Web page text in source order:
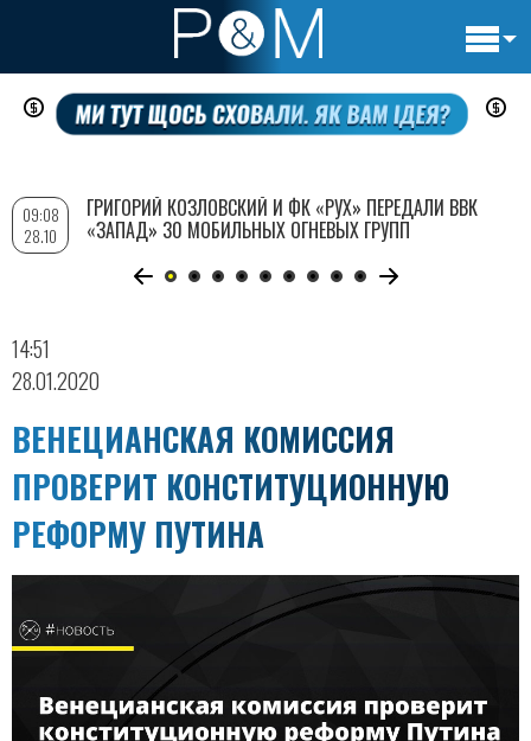
Перейти
содержанию
14:51
28.01.2020
ВЕНЕЦИАНСКАЯ КОМИССИЯ
ПРОВЕРИТ КОНСТИТУЦИОННУЮ
РЕФОРМУ ПУТИНА
09:08
28.10
ГРИГОРИЙ КОЗЛОВСКИЙ И ФК «РУХ» ПЕРЕДАЛИ ВВК
«ЗАПАД» 30 МОБИЛЬНЫХ ОГНЕВЫХ ГРУПП